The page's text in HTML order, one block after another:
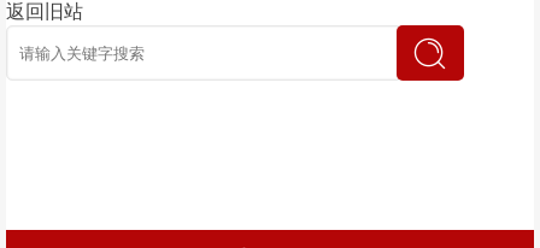
返回旧站